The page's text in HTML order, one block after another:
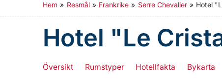
Hem » Resmål » Frankrike » Serre Chevalier » Hotel
Hotel "Le
Översikt Rumstyper Hotellfakta Bykarta